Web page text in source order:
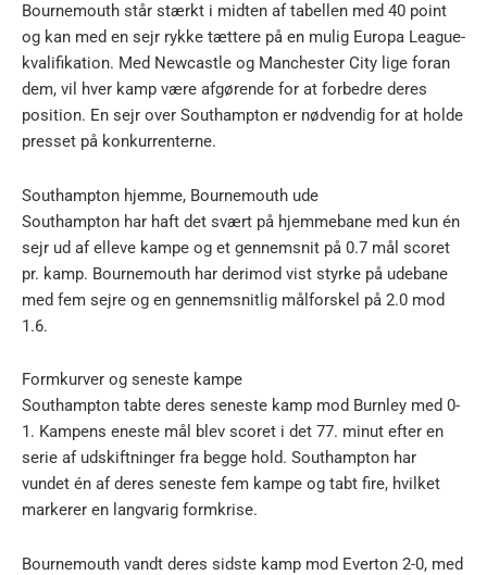
Bournemouth står stærkt i midten af tabellen med 40 point
og kan med en sejr rykke tættere på en mulig Europa League-
kvalifikation. Med Newcastle og Manchester City lige foran
dem, vil hver kamp være afgørende for at forbedre deres
position. En sejr over Southampton er nødvendig for at holde
presset på konkurrenterne.
Southampton hjemme, Bournemouth ude
Southampton har haft det svært på hjemmebane med kun én
sejr ud af elleve kampe og et gennemsnit på 0.7 mål scoret
pr. kamp. Bournemouth har derimod vist styrke på udebane
med fem sejre og en gennemsnitlig målforskel på 2.0 mod
1.6.
Formkurver og seneste kampe
Southampton tabte deres seneste kamp mod Burnley med 0-
1. Kampens eneste mål blev scoret i det 77. minut efter en
serie af udskiftninger fra begge hold. Southampton har
vundet én af deres seneste fem kampe og tabt fire, hvilket
markerer en langvarig formkrise.
Bournemouth vandt deres sidste kamp mod Everton 2-0, med